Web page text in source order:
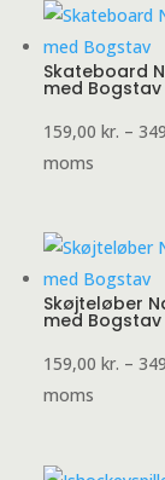
Skateboard
med Bogstav
159,00kr. –
moms
Skøjteløber
med Bogstav
159,00kr. –
moms